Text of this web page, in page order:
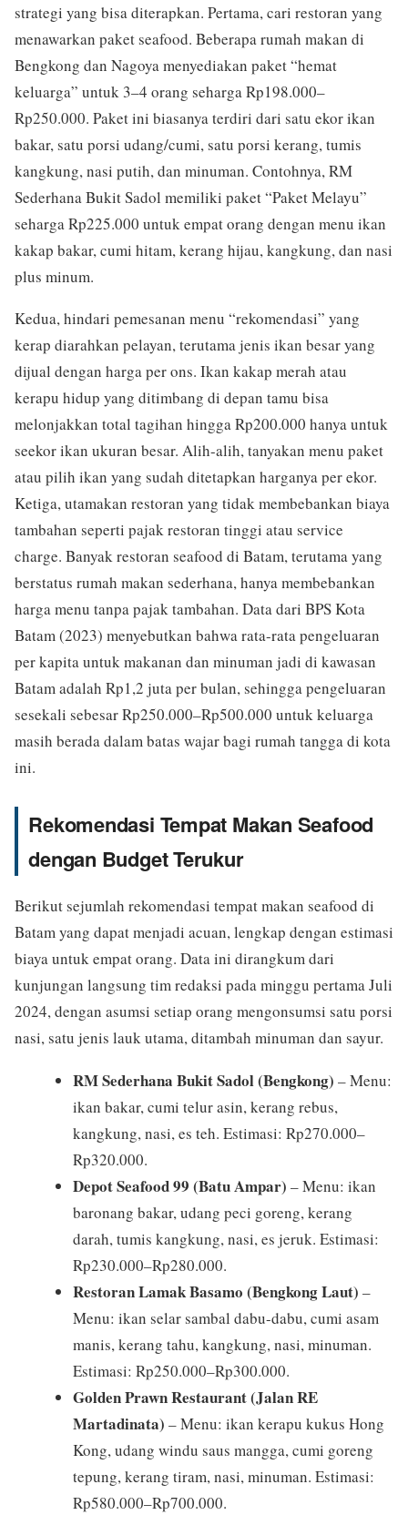
strategi yang bisa diterapkan. Pertama, cari restoran yang
menawarkan paket seafood. Beberapa rumah makan di
Bengkong dan Nagoya menyediakan paket “hemat
keluarga” untuk 3–4 orang seharga Rp198.000–
Rp250.000. Paket ini biasanya terdiri dari satu ekor ikan
bakar, satu porsi udang/cumi, satu porsi kerang, tumis
kangkung, nasi putih, dan minuman. Contohnya, RM
Sederhana Bukit Sadol memiliki paket “Paket Melayu”
seharga Rp225.000 untuk empat orang dengan menu ikan
kakap bakar, cumi hitam, kerang hijau, kangkung, dan nasi
plus minum.
Kedua, hindari pemesanan menu “rekomendasi” yang
kerap diarahkan pelayan, terutama jenis ikan besar yang
dijual dengan harga per ons. Ikan kakap merah atau
kerapu hidup yang ditimbang di depan tamu bisa
melonjakkan total tagihan hingga Rp200.000 hanya untuk
seekor ikan ukuran besar. Alih-alih, tanyakan menu paket
atau pilih ikan yang sudah ditetapkan harganya per ekor.
Ketiga, utamakan restoran yang tidak membebankan biaya
tambahan seperti pajak restoran tinggi atau service
charge. Banyak restoran seafood di Batam, terutama yang
berstatus rumah makan sederhana, hanya membebankan
harga menu tanpa pajak tambahan. Data dari BPS Kota
Batam (2023) menyebutkan bahwa rata-rata pengeluaran
per kapita untuk makanan dan minuman jadi di kawasan
Batam adalah Rp1,2 juta per bulan, sehingga pengeluaran
sesekali sebesar Rp250.000–Rp500.000 untuk keluarga
masih berada dalam batas wajar bagi rumah tangga di kota
ini.
Rekomendasi Tempat Makan Seafood
dengan Budget Terukur
Berikut sejumlah rekomendasi tempat makan seafood di
Batam yang dapat menjadi acuan, lengkap dengan estimasi
biaya untuk empat orang. Data ini dirangkum dari
kunjungan langsung tim redaksi pada minggu pertama Juli
2024, dengan asumsi setiap orang mengonsumsi satu porsi
nasi, satu jenis lauk utama, ditambah minuman dan sayur.
RM Sederhana Bukit Sadol (Bengkong) – Menu:
ikan bakar, cumi telur asin, kerang rebus,
kangkung, nasi, es teh. Estimasi: Rp270.000–
Rp320.000.
Depot Seafood 99 (Batu Ampar) – Menu: ikan
baronang bakar, udang peci goreng, kerang
darah, tumis kangkung, nasi, es jeruk. Estimasi:
Rp230.000–Rp280.000.
Restoran Lamak Basamo (Bengkong Laut) –
Menu: ikan selar sambal dabu-dabu, cumi asam
manis, kerang tahu, kangkung, nasi, minuman.
Estimasi: Rp250.000–Rp300.000.
Golden Prawn Restaurant (Jalan RE
Martadinata) – Menu: ikan kerapu kukus Hong
Kong, udang windu saus mangga, cumi goreng
tepung, kerang tiram, nasi, minuman. Estimasi:
Rp580.000–Rp700.000.